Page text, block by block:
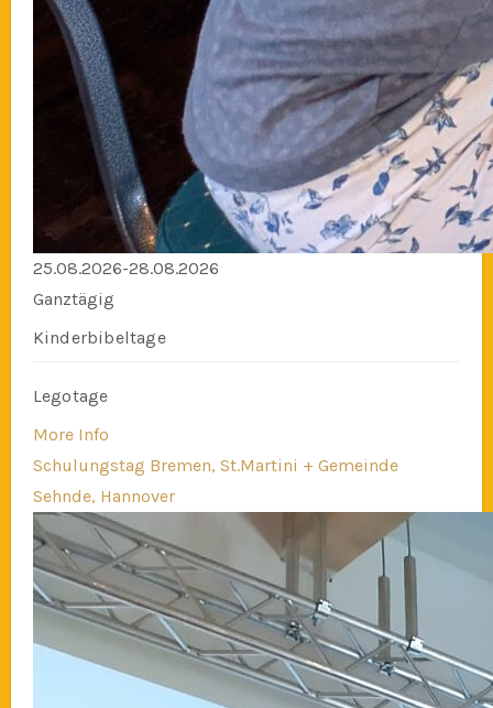
25.08.2026-28.08.2026
Ganztägig
Kinderbibeltage
Legotage
More Info
Schulungstag Bremen, St.Martini + Gemeinde
Sehnde, Hannover